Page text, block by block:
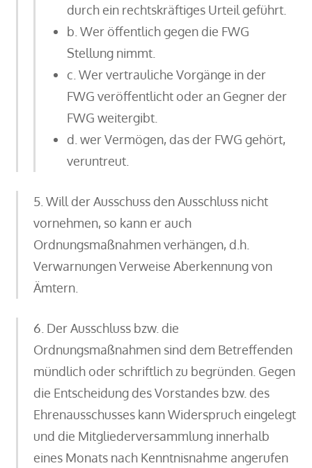
durch ein rechtskräftiges Urteil geführt.
b. Wer öffentlich gegen die FWG
Stellung nimmt.
c. Wer vertrauliche Vorgänge in der
FWG veröffentlicht oder an Gegner der
FWG weitergibt.
d. wer Vermögen, das der FWG gehört,
veruntreut.
5. Will der Ausschuss den Ausschluss nicht
vornehmen, so kann er auch
Ordnungsmaßnahmen verhängen, d.h.
Verwarnungen Verweise Aberkennung von
Ämtern.
6. Der Ausschluss bzw. die
Ordnungsmaßnahmen sind dem Betreffenden
mündlich oder schriftlich zu begründen. Gegen
die Entscheidung des Vorstandes bzw. des
Ehrenausschusses kann Widerspruch eingelegt
und die Mitgliederversammlung innerhalb
eines Monats nach Kenntnisnahme angerufen